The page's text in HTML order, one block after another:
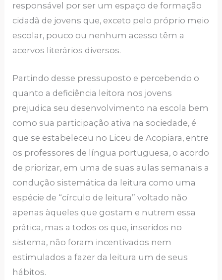
responsável por ser um espaço de formação
cidadã de jovens que, exceto pelo próprio meio
escolar, pouco ou nenhum acesso têm a
acervos literários diversos.
Partindo desse pressuposto e percebendo o
quanto a deficiência leitora nos jovens
prejudica seu desenvolvimento na escola bem
como sua participação ativa na sociedade, é
que se estabeleceu no Liceu de Acopiara, entre
os professores de língua portuguesa, o acordo
de priorizar, em uma de suas aulas semanais a
condução sistemática da leitura como uma
espécie de “círculo de leitura” voltado não
apenas àqueles que gostam e nutrem essa
prática, mas a todos os que, inseridos no
sistema, não foram incentivados nem
estimulados a fazer da leitura um de seus
hábitos.